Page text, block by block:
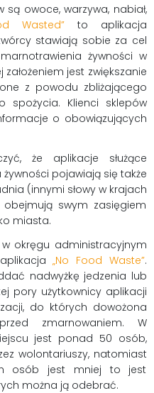
owoce, warzywa, nabiał,
Wasted” to aplikacja
stawiają sobie za cel
żywności w
jest zwiększanie
z powodu zbliżającego
spożycia. Klienci sklepów
o obowiązujących
że aplikacje służące
pojawiają się także
(innymi słowy w krajach
swym zasięgiem
miasta.
okręgu administracyjnym
aplikacja„No Food Waste”.
nadwyżkę jedzenia lub
pory użytkownicy aplikacji
do których dowożona
zmarnowaniem. W
jest ponad 50 osób,
wolontariuszy, natomiast
osób jest mniej to jest
można ją odebrać.